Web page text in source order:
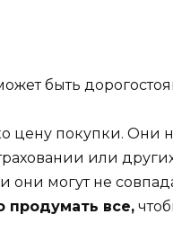
быть
цену покупки. Они
или
они могут не
продумать все,